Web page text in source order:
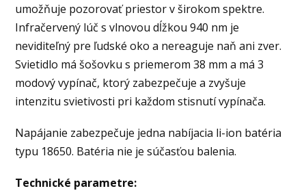
umožňuje pozorovať priestor v širokom spektre.
Infračervený lúč s vlnovou dĺžkou 940 nm je
neviditeľný pre ľudské oko a nereaguje naň ani zver.
Svietidlo má šošovku s priemerom 38 mm a má 3
modový vypínač, ktorý zabezpečuje a zvyšuje
intenzitu svietivosti pri každom stisnutí vypínača.
Napájanie zabezpečuje jedna nabíjacia li-ion batéria
typu 18650. Batéria nie je súčasťou balenia.
Technické parametre: